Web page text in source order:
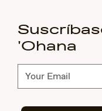
'Ohana
Suscríbete